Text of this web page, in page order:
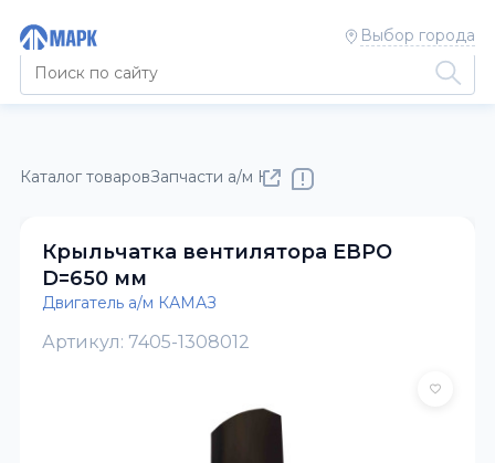
Выбор города
Каталог товаровЗапчасти а/м КАМАЗ
Крыльчатка вентилятора ЕВРО
D=650 мм
Двигатель а/м КАМАЗ
Артикул: 7405-1308012